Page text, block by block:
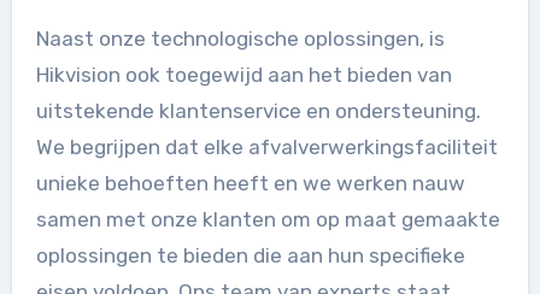
Naast onze technologische oplossingen, is
Hikvision ook toegewijd aan het bieden van
uitstekende klantenservice en ondersteuning.
We begrijpen dat elke afvalverwerkingsfaciliteit
unieke behoeften heeft en we werken nauw
samen met onze klanten om op maat gemaakte
oplossingen te bieden die aan hun specifieke